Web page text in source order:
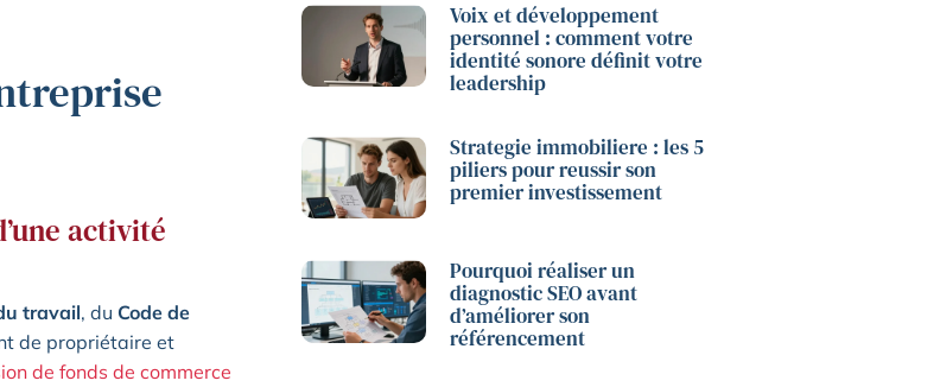
activité
travail, du Code de
de propriétaire et
de fonds de commerce
Voix et développement
personnel : comment votre
identité sonore définit votre
leadership
Strategie immobiliere : les 5
piliers pour reussir son
premier investissement
Pourquoi réaliser un
diagnostic SEO avant
d’améliorer son
référencement